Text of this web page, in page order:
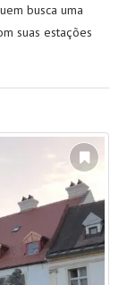
busca uma
suas estações